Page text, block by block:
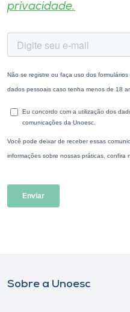
privacidade.
Sobre a Unoesc